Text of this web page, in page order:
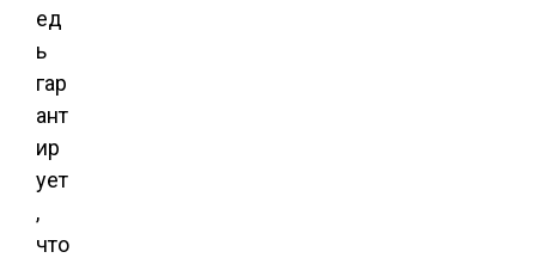
ед
ь
гар
ант
ир
ует
,
что